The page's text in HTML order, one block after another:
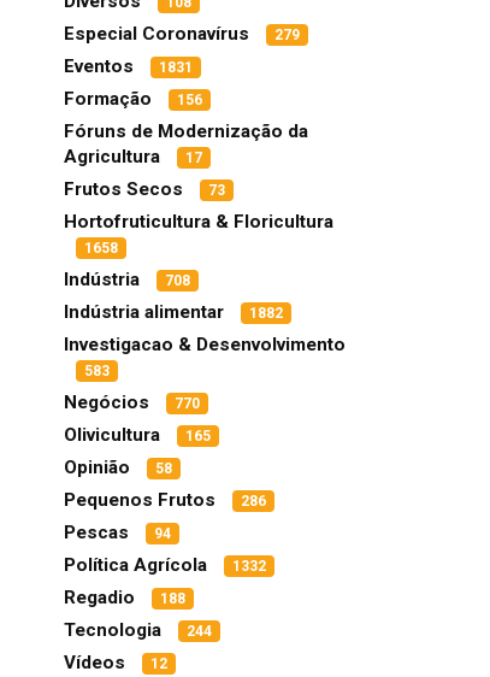
Especial Coronavírus 279
Eventos 1831
Formação 156
Fóruns de Modernização da
Agricultura
17
Frutos Secos 73
Hortofruticultura & Floricultura
1658
Indústria 708
Indústria alimentar 1882
Investigacao & Desenvolvimento
583
Negócios 770
Olivicultura 165
Opinião 58
Pequenos Frutos 286
Pescas 94
Política Agrícola 1332
Regadio 188
Tecnologia 244
Vídeos 12